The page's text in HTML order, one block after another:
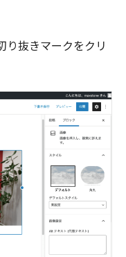
り抜きマークをクリ